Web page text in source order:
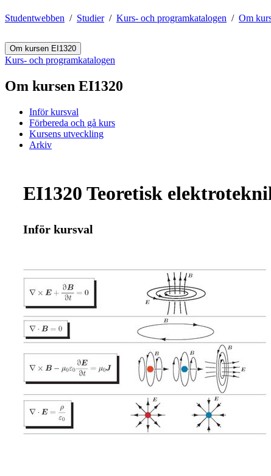
Studentwebben Studier Kurs- och programkatalogen Om
Om kursen EI1320
Kurs- och programkatalogen
Om kursen EI1320
Inför kursval
Förbereda och gå kurs
Kursens utveckling
Arkiv
EI1320 Teoretisk
Inför kursval